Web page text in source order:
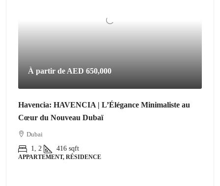
À partir de AED 650,000
Havencia: HAVENCIA | L’Élégance Minimaliste au
Cœur du Nouveau Dubaï
Dubai
1, 2
416 sqft
APPARTEMENT, RÉSIDENCE